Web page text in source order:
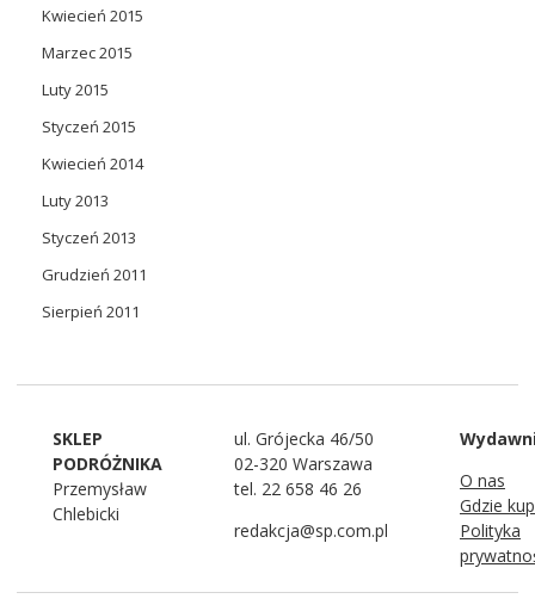
Kwiecień 2015
Marzec 2015
Luty 2015
Styczeń 2015
Kwiecień 2014
Luty 2013
Styczeń 2013
Grudzień 2011
Sierpień 2011
SKLEP
PODRÓŻNIKA
Przemysław
Chlebicki
ul. Grójecka 46/50
02-320 Warszawa
tel. 22 658 46 26
redakcja@sp.com.pl
O nas
Gdzie
Polityka